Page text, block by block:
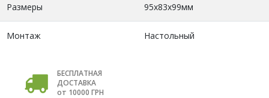
Размеры 95х83х99мм
Монтаж Настольный
БЕСПЛАТНАЯ
ДОСТАВКА
от 10000 ГРН